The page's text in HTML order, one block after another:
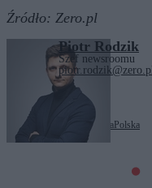
Źródło: Zero.pl
Piotr Rodzik
Szef newsroomu
piotr.rodzik@zero.pl
Tagi: motoryzacja Polska